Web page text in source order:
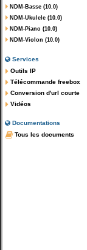
NDM-Basse (10.0)
NDM-Ukulele (10.0)
NDM-Piano (10.0)
NDM-Violon (10.0)
Services
Outils IP
Télécommande freebox
Conversion d'url courte
Vidéos
Documentations
Tous les documents